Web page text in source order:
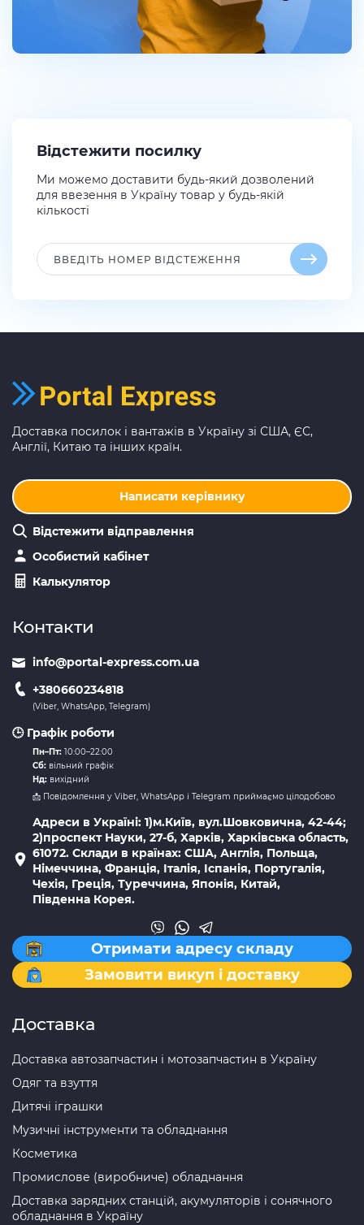
Відстежити посилку
Ми можемо доставити будь-який дозволений
для ввезення в Україну товар у будь-якій
кількості
Доставка посилок і вантажів в Україну зі США, ЄС,
Англії, Китаю та інших країн.
Написати керівнику
Відстежити відправлення
Особистий кабінет
Калькулятор
Контакти
info@portal-express.com.ua
+380660234818
(Viber, WhatsApp, Telegram)
🕒 Графік роботи
Пн–Пт: 10:00–22:00
Сб: вільний графік
Нд: вихідний
📩 Повідомлення у Viber, WhatsApp і Telegram приймаємо цілодобово
Адреси в Україні: 1)м.Київ, вул.Шовковична, 42-44;
2)проспект Науки, 27-б, Харків, Харківська область,
61072. Склади в країнах: США, Англія, Польща,
Німеччина, Франція, Італія, Іспанія, Португалія,
Чехія, Греція, Туреччина, Японія, Китай,
Південна Корея.
Отримати адресу складу
Замовити викуп і доставку
Доставка
Доставка автозапчастин і мотозапчастин в Україну
Одяг та взуття
Дитячі іграшки
Музичні інструменти та обладнання
Косметика
Промислове (виробниче) обладнання
Доставка зарядних станцій, акумуляторів і сонячного
обладнання в Україну